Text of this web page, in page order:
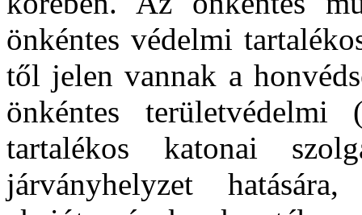
önkéntes védelmi
től jelen vannak a
önkéntes
tartalékos katonai
járványhelyzet